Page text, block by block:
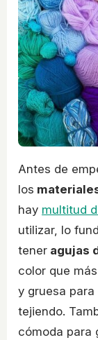
Antes de
los
hay multitud
utilizar, lo
tener agujas
color que
y gruesa
tejiendo.
cómoda para